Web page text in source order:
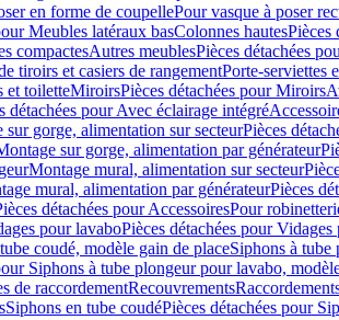
en forme de coupellePour vasque à poser
Meubles latéraux basColonnes hautesPièces
compactesAutres meublesPièces détachées
tiroirs et casiers de rangementPorte-serviettes
et toiletteMiroirsPièces détachées pour Miroirs
détachées pour Avec éclairage intégré
sur gorge, alimentation sur secteurPièces
sur gorge, alimentation par générateur
Montage mural, alimentation sur secteur
mural, alimentation par générateurPièces
détachées pour AccessoiresPour
pour lavaboPièces détachées pour
coudé, modèle gain de placeSiphons à
Siphons à tube plongeur pour lavabo,
de raccordementRecouvrements
Siphons en tube coudéPièces détachées pour